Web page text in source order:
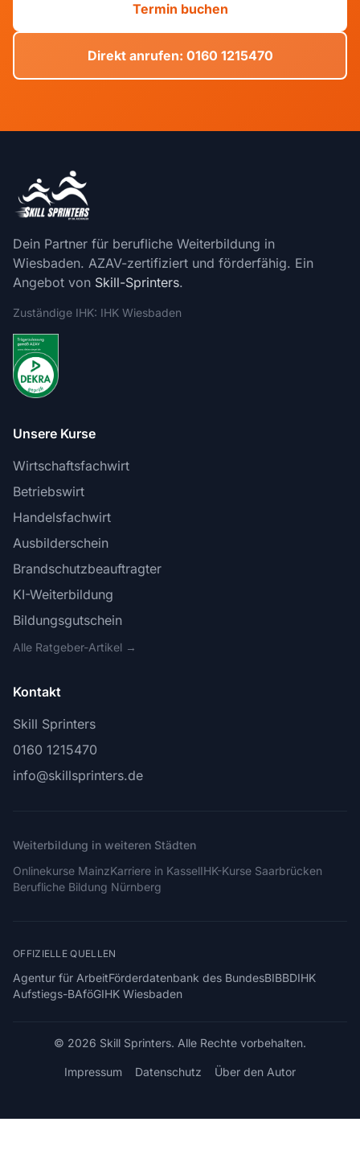
Termin buchen
Direkt anrufen: 0160 1215470
Dein Partner für berufliche Weiterbildung in
Wiesbaden. AZAV-zertifiziert und förderfähig. Ein
Angebot von Skill-Sprinters.
Zuständige IHK: IHK Wiesbaden
Unsere Kurse
Wirtschaftsfachwirt
Betriebswirt
Handelsfachwirt
Ausbilderschein
Brandschutzbeauftragter
KI-Weiterbildung
Bildungsgutschein
Alle Ratgeber-Artikel →
Kontakt
Skill Sprinters
0160 1215470
info@skillsprinters.de
Weiterbildung in weiteren Städten
Onlinekurse MainzKarriere in KasselIHK-Kurse Saarbrücken
Berufliche Bildung Nürnberg
OFFIZIELLE QUELLEN
Agentur für ArbeitFörderdatenbank des BundesBIBBDIHK
Aufstiegs-BAföGIHK Wiesbaden
© 2026 Skill Sprinters. Alle Rechte vorbehalten.
Impressum Datenschutz Über den Autor